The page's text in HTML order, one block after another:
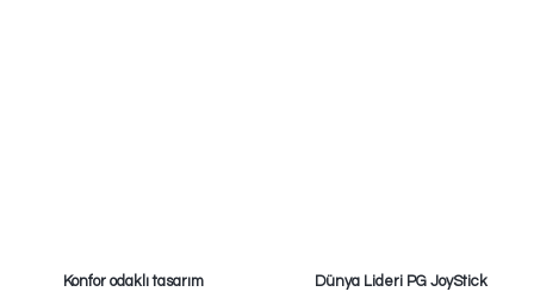
Konfor odaklı tasarım Dünya Lideri PG JoyStick